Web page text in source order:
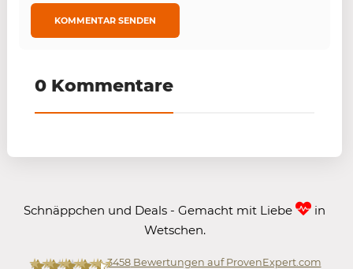
0 Kommentare
Schnäppchen und Deals - Gemacht mit Liebe
in
Wetschen.
3458Bewertungen auf ProvenExpert.com